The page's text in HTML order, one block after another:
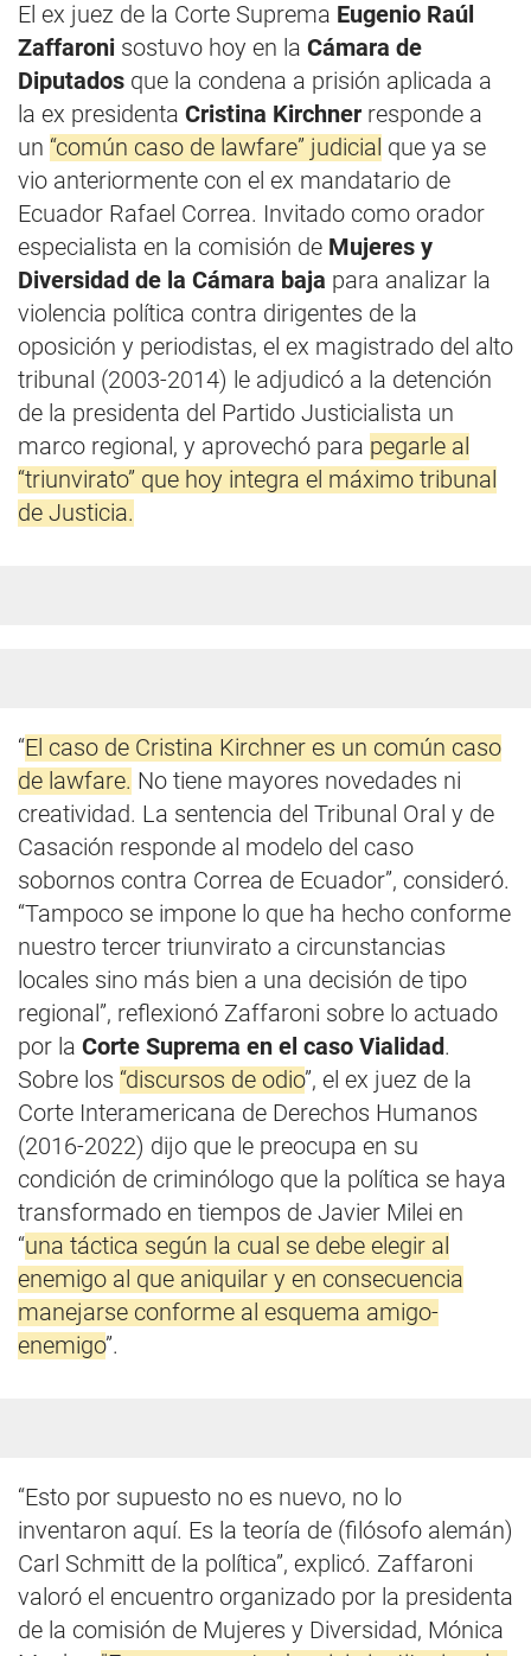
El ex juez de la Corte Suprema Eugenio Raúl
Zaffaroni sostuvo hoy en la Cámara de
Diputados que la condena a prisión aplicada a
la ex presidenta Cristina Kirchner responde a
un “común caso de lawfare” judicial que ya se
vio anteriormente con el ex mandatario de
Ecuador Rafael Correa. Invitado como orador
especialista en la comisión de Mujeres y
Diversidad de la Cámara baja para analizar la
violencia política contra dirigentes de la
oposición y periodistas, el ex magistrado del alto
tribunal (2003-2014) le adjudicó a la detención
de la presidenta del Partido Justicialista un
marco regional, y aprovechó para pegarle al
“triunvirato” que hoy integra el máximo tribunal
de Justicia.
“El caso de Cristina Kirchner es un común caso
de lawfare. No tiene mayores novedades ni
creatividad. La sentencia del Tribunal Oral y de
Casación responde al modelo del caso
sobornos contra Correa de Ecuador”, consideró.
“Tampoco se impone lo que ha hecho conforme
nuestro tercer triunvirato a circunstancias
locales sino más bien a una decisión de tipo
regional”, reflexionó Zaffaroni sobre lo actuado
por la Corte Suprema en el caso Vialidad.
Sobre los “discursos de odio”, el ex juez de la
Corte Interamericana de Derechos Humanos
(2016-2022) dijo que le preocupa en su
condición de criminólogo que la política se haya
transformado en tiempos de Javier Milei en
“una táctica según la cual se debe elegir al
enemigo al que aniquilar y en consecuencia
manejarse conforme al esquema amigo-
enemigo”.
“Esto por supuesto no es nuevo, no lo
inventaron aquí. Es la teoría de (filósofo alemán)
Carl Schmitt de la política”, explicó. Zaffaroni
valoró el encuentro organizado por la presidenta
de la comisión de Mujeres y Diversidad, Mónica